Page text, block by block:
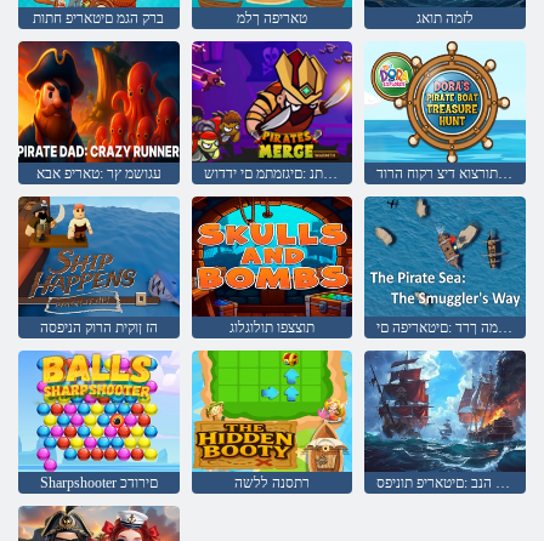
ברק הגמ םיטאריפ חתות טאריפה ךלמ לזמה תואג
עגושמ ץר :טאריפ אבא המחלמ ביתנ :םיגזמתמ םי ידדוש
הז ןוקית הרוק הניפסה תוצצפו תולוגלוג חירבמה ךרד :םיטאריפה םי
Sharpshooter םירודכ רתסנה ללשה